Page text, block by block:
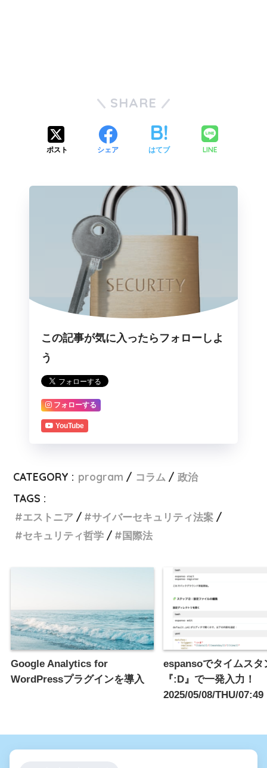
SHARE
ポスト シェア はてブ LINE
この記事が気に入ったらフォローしよ
う
フォローする
YouTube
CATEGORY : program コラム
政治
TAGS :
エストニア
サイバーセキュリティ法案
セキュリティ哲学
国際法
Google Analytics for
WordPressプラグインを導入
espansoでタイムスタ
『:D』で一発入力！
2025/05/08/THU/